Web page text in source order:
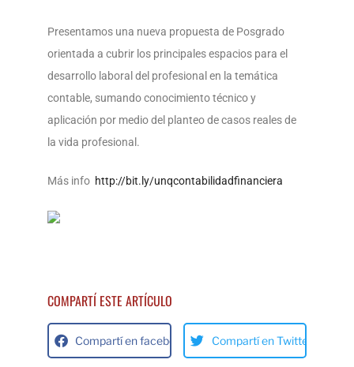
Presentamos una nueva propuesta de Posgrado
orientada a cubrir los principales espacios para el
desarrollo laboral del profesional en la temática
contable, sumando conocimiento técnico y
aplicación por medio del planteo de casos reales de
la vida profesional.
Más info http://bit.ly/unqcontabilidadfinanciera
COMPARTÍ ESTE ARTÍCULO
Compartí en facebok Compartí en Twitter